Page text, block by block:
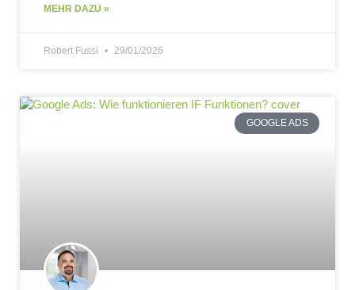
MEHR DAZU »
Robert Fussi 29/01/2026
GOOGLE ADS